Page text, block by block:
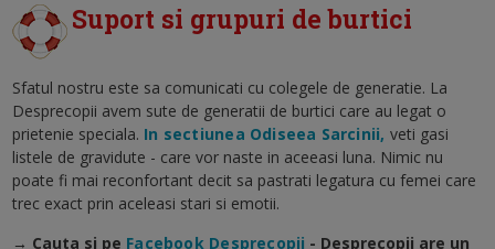
Suport si grupuri de burtici
Sfatul nostru este sa comunicati cu colegele de generatie. La
Desprecopii avem sute de generatii de burtici care au legat o
prietenie speciala. In sectiunea Odiseea Sarcinii, veti gasi
listele de gravidute - care vor naste in aceeasi luna. Nimic nu
poate fi mai reconfortant decit sa pastrati legatura cu femei care
trec exact prin aceleasi stari si emotii.
→ Cauta si pe Facebook Desprecopii - Desprecopii are un